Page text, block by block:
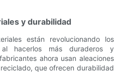
y durabilidad
están revolucionando los
hacerlos más duraderos y
ahora usan aleaciones
que ofrecen durabilidad